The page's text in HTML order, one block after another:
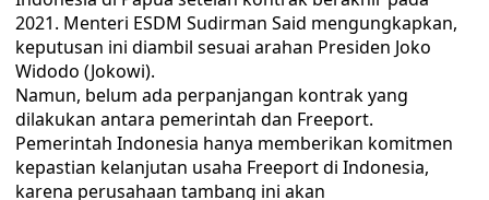
2021. Menteri ESDM Sudirman Said mengungkapkan,
keputusan ini diambil sesuai arahan Presiden Joko
Widodo (Jokowi).
Namun, belum ada perpanjangan kontrak yang
dilakukan antara pemerintah dan Freeport.
Pemerintah Indonesia hanya memberikan komitmen
kepastian kelanjutan usaha Freeport di Indonesia,
karena perusahaan tambang ini akan